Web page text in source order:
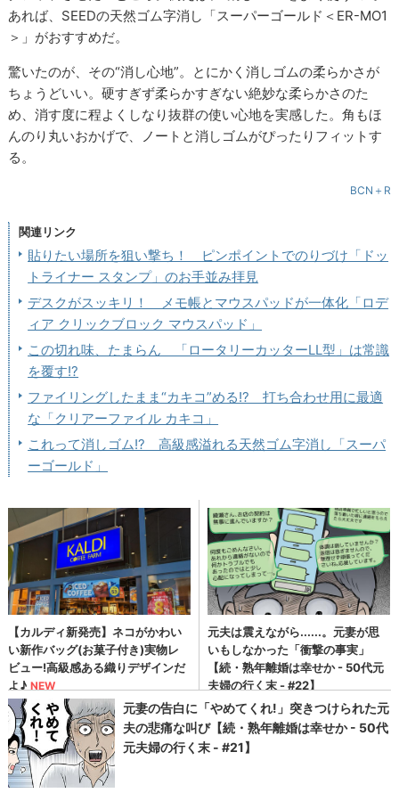
あれば、SEEDの天然ゴム字消し「スーパーゴールド＜ER-MO1
＞」がおすすめだ。
驚いたのが、その“消し心地”。とにかく消しゴムの柔らかさが
ちょうどいい。硬すぎず柔らかすぎない絶妙な柔らかさのた
め、消す度に程よくしなり抜群の使い心地を実感した。角もほ
んのり丸いおかげで、ノートと消しゴムがぴったりフィットす
る。
BCN＋R
関連リンク
貼りたい場所を狙い撃ち！ ピンポイントでのりづけ「ドッ
トライナー スタンプ」のお手並み拝見
デスクがスッキリ！ メモ帳とマウスパッドが一体化「ロデ
ィア クリックブロック マウスパッド」
この切れ味、たまらん 「ロータリーカッターLL型」は常識
を覆す!?
ファイリングしたまま“カキコ”める!? 打ち合わせ用に最適
な「クリアーファイル カキコ」
これって消しゴム!? 高級感溢れる天然ゴム字消し「スーパ
ーゴールド」